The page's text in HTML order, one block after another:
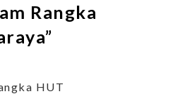
Rangka
HUT